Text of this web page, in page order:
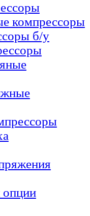
компрессоры
б/у